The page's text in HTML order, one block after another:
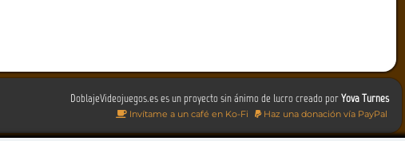
DoblajeVideojuegos.es es un proyecto sin ánimo de lucro creado porYova Turnes
Invítame a un café en Ko-Fi Haz una donación vía PayPal